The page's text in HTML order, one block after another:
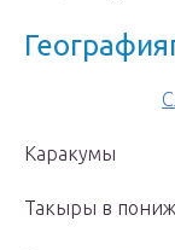
Каракумы
Такыры в